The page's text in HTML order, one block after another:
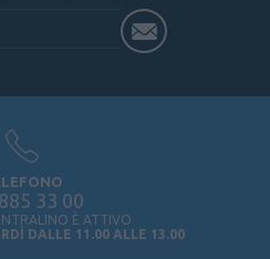
33 00
È ATTIVO
DALLE 11.00 ALLE 13.00